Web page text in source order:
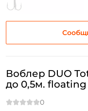
Воблер DUO
до 0,5м. floating